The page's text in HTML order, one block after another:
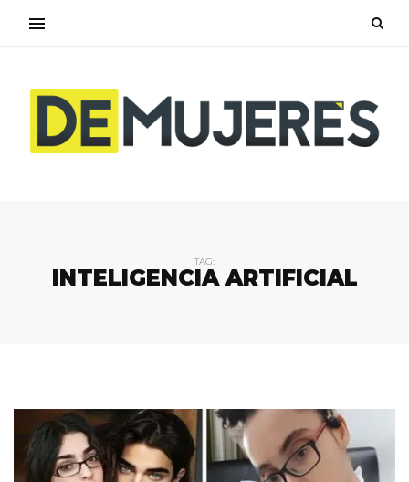
TAG:
INTELIGENCIA ARTIFICIAL